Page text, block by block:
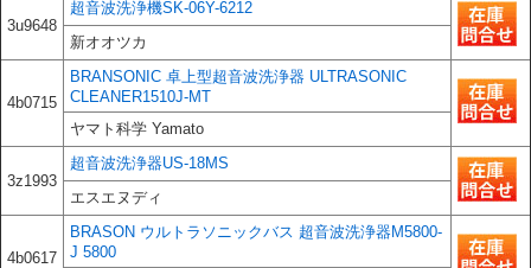
3u9648
超音波洗浄機SK-06Y-6212
新オオツカ
4b0715
BRANSONIC 卓上型超音波洗浄器 ULTRASONIC
CLEANER1510J-MT
ヤマト科学 Yamato
3z1993
超音波洗浄器US-18MS
エスエヌディ
4b0617
BRASON ウルトラソニックバス 超音波洗浄器M5800-
J 5800